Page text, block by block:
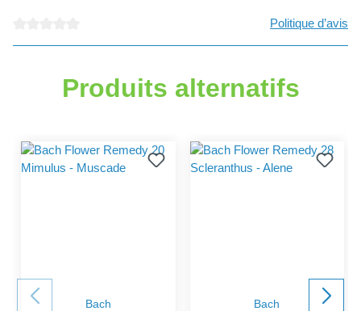
Politique d’avis
Produits alternatifs
Bach Bach